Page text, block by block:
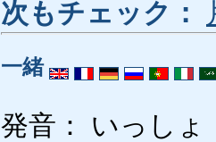
次もチェック：
一緒
発音： いっしょ